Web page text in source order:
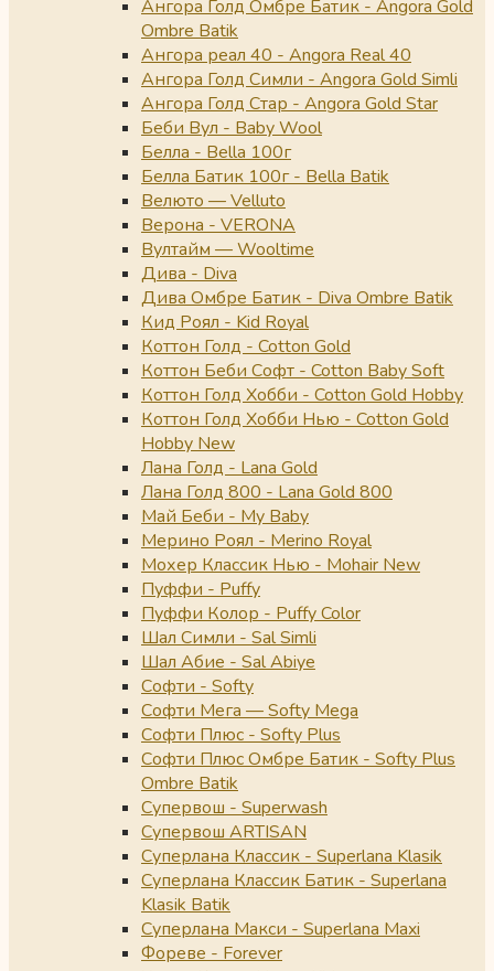
Ангора Голд Омбре Батик - Angora Gold
Ombre Batik
Ангора реал 40 - Angora Real 40
Ангора Голд Симли - Angora Gold Simli
Ангора Голд Стар - Angora Gold Star
Беби Вул - Baby Wool
Белла - Bella 100г
Белла Батик 100г - Bella Batik
Велюто — Velluto
Верона - VERONA
Вултайм — Wooltime
Дива - Diva
Дива Омбре Батик - Diva Ombre Batik
Кид Роял - Kid Royal
Коттон Голд - Cotton Gold
Коттон Беби Софт - Cotton Baby Soft
Коттон Голд Хобби - Cotton Gold Hobby
Коттон Голд Хобби Нью - Cotton Gold
Hobby New
Лана Голд - Lana Gold
Лана Голд 800 - Lana Gold 800
Май Беби - My Baby
Мерино Роял - Merino Royal
Мохер Классик Нью - Mohair New
Пуффи - Puffy
Пуффи Колор - Puffy Color
Шал Симли - Sal Simli
Шал Абие - Sal Abiye
Софти - Softy
Софти Мега — Softy Mega
Софти Плюс - Softy Plus
Софти Плюс Омбре Батик - Softy Plus
Ombre Batik
Супервош - Superwash
Супервош ARTISAN
Суперлана Классик - Superlana Klasik
Суперлана Классик Батик - Superlana
Klasik Batik
Суперлана Макси - Superlana Maxi
Фореве - Forever